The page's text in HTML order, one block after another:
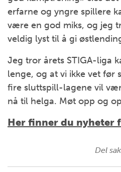
erfarne og yngre spillere
være en god miks, og jeg
veldig lyst til å gi
Jeg tror årets STIGA-liga
lenge, og at vi ikke vet før
fire sluttspill-lagene vil
nå til helga. Møt opp og
Her finner du nyheter
Del